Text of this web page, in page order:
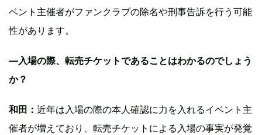
ベント主催者がファンクラブの除名や刑事告訴を行う可能
性があります。
—入場の際、転売チケットであることはわかるのでしょう
か？
和田： 近年は入場の際の本人確認に力を入れるイベント主
催者が増えており、転売チケットによる入場の事実が発覚